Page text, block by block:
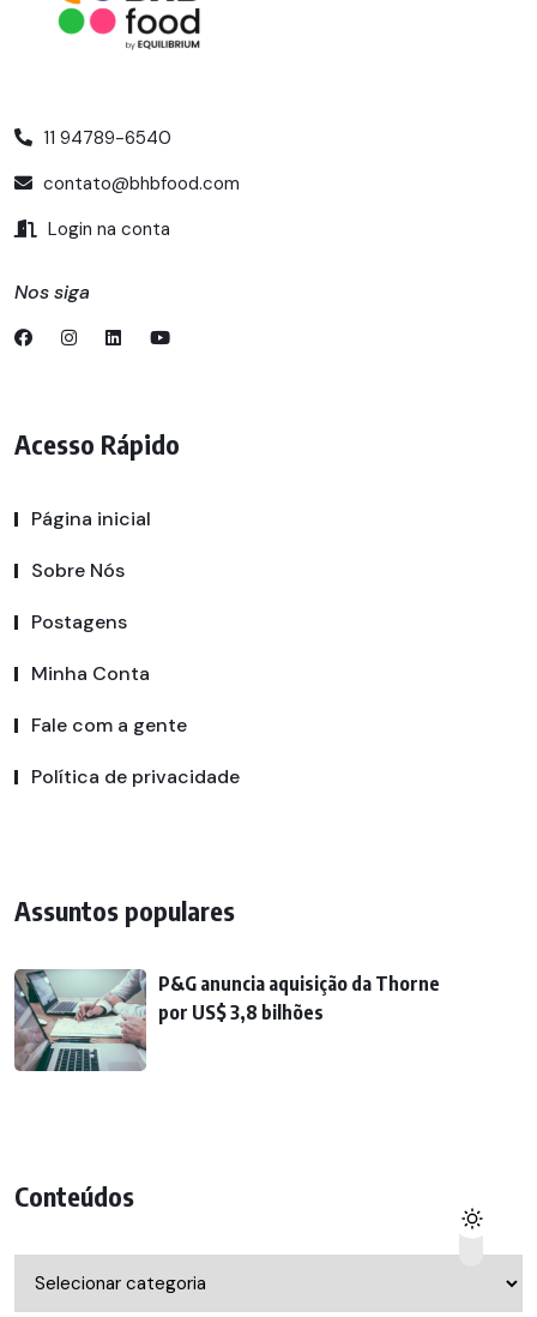
11 94789-6540
contato@bhbfood.com
Login na conta
Nos siga
Acesso Rápido
Página inicial
Sobre Nós
Postagens
Minha Conta
Fale com a gente
Política de privacidade
Assuntos populares
P&G anuncia aquisição da Thorne
por US$ 3,8 bilhões
Conteúdos